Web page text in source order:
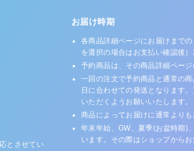
とさせてい
お届け時期
各商品詳細ページにお届けまで
を選択の場合はお支払い確認後
予約商品は、その商品詳細ペー
一回の注文で予約商品と通常の
日に合わせての発送となります
いただくようお願いいたします。
商品によってお届けに通常より
年末年始、GW、夏季(お盆時期)
います。その際はショップから